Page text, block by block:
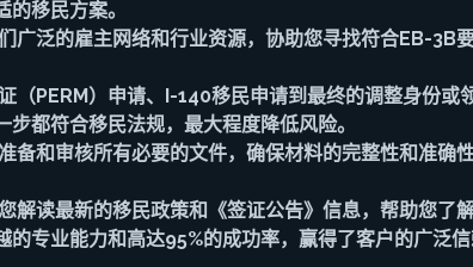
移民方案。
广泛的雇主网络和行业资源，协助您寻找符合EB-3B
（PERM）申请、I-140移民申请到最终的调整身份或
步都符合移民法规，最大程度降低风险。
备和审核所有必要的文件，确保材料的完整性和准确
解读最新的移民政策和《签证公告》信息，帮助您了
的专业能力和高达95%的成功率，赢得了客户的广泛